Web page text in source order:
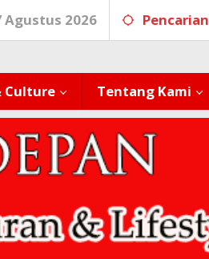
Agustus 2026 Pencarian
Culture Tentang Kami